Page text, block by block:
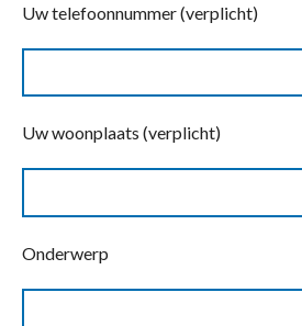
Uw telefoonnummer (verplicht)
Uw woonplaats (verplicht)
Onderwerp